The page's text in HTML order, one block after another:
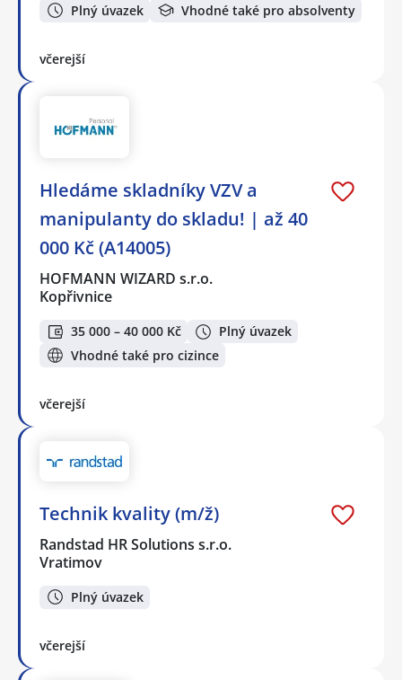
Plný úvazek Vhodné také pro absolventy
včerejší
Hledáme skladníky VZV a
manipulanty do skladu! | až 40
000 Kč (A14005)
HOFMANN WIZARD s.r.o.
Kopřivnice
35 000 – 40 000 Kč
Plný úvazek
Vhodné také pro cizince
včerejší
Technik kvality (m/ž)
Randstad HR Solutions s.r.o.
Vratimov
Plný úvazek
včerejší